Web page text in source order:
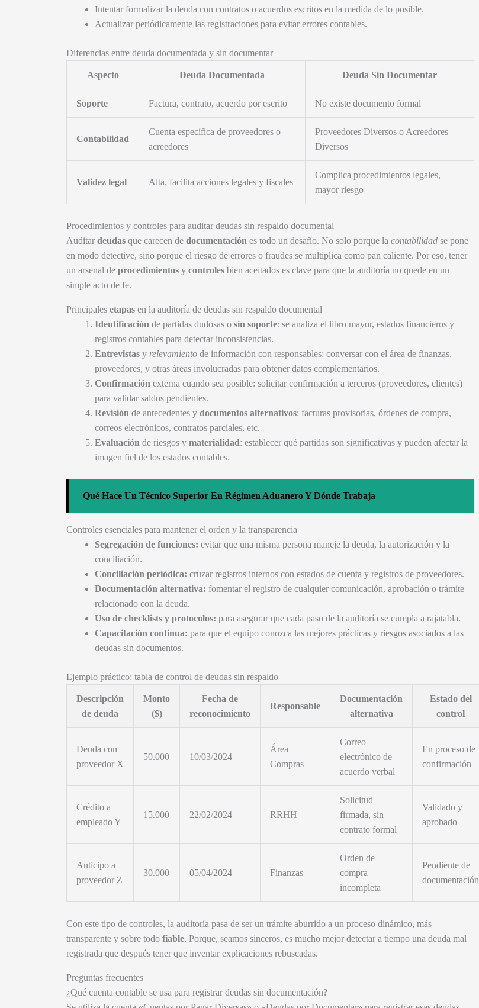
Intentar formalizar la deuda con contratos o acuerdos escritos en la medida de lo posible.
Actualizar periódicamente las registraciones para evitar errores contables.
Diferencias entre deuda documentada y sin documentar
Aspecto Deuda Documentada Deuda Sin Documentar
Soporte Factura, contrato, acuerdo por escrito No existe documento formal
Contabilidad
Cuenta específica de proveedores o
acreedores
Proveedores Diversos o Acreedores
Diversos
Validez legal Alta, facilita acciones legales y fiscales
Complica procedimientos legales,
mayor riesgo
Procedimientos y controles para auditar deudas sin respaldo documental
Auditar deudas que carecen de documentación es todo un desafío. No solo porque la contabilidad se pone
en modo detective, sino porque el riesgo de errores o fraudes se multiplica como pan caliente. Por eso, tener
un arsenal de procedimientos y controles bien aceitados es clave para que la auditoría no quede en un
simple acto de fe.
Principales etapas en la auditoría de deudas sin respaldo documental
Identificación de partidas dudosas o sin soporte: se analiza el libro mayor, estados financieros y
registros contables para detectar inconsistencias.
Entrevistas y relevamiento de información con responsables: conversar con el área de finanzas,
proveedores, y otras áreas involucradas para obtener datos complementarios.
Confirmación externa cuando sea posible: solicitar confirmación a terceros (proveedores, clientes)
para validar saldos pendientes.
Revisión de antecedentes y documentos alternativos: facturas provisorias, órdenes de compra,
correos electrónicos, contratos parciales, etc.
Evaluación de riesgos y materialidad: establecer qué partidas son significativas y pueden afectar la
imagen fiel de los estados contables.
Qué Hace Un Técnico Superior En Régimen Aduanero Y Dónde Trabaja
Controles esenciales para mantener el orden y la transparencia
Segregación de funciones: evitar que una misma persona maneje la deuda, la autorización y la
conciliación.
Conciliación periódica: cruzar registros internos con estados de cuenta y registros de proveedores.
Documentación alternativa: fomentar el registro de cualquier comunicación, aprobación o trámite
relacionado con la deuda.
Uso de checklists y protocolos: para asegurar que cada paso de la auditoría se cumpla a rajatabla.
Capacitación continua: para que el equipo conozca las mejores prácticas y riesgos asociados a las
deudas sin documentos.
Ejemplo práctico: tabla de control de deudas sin respaldo
Descripción
de deuda
Monto
($)
Fecha de
reconocimiento
Responsable
Documentación
alternativa
Estado del
control
Deuda con
proveedor X
50.000 10/03/2024
Área
Compras
Correo
electrónico de
acuerdo verbal
En proceso de
confirmación
Crédito a
empleado Y
15.000 22/02/2024 RRHH
Solicitud
firmada, sin
contrato formal
Validado y
aprobado
Anticipo a
proveedor Z
30.000 05/04/2024 Finanzas
Orden de
compra
incompleta
Pendiente de
documentación
Con este tipo de controles, la auditoría pasa de ser un trámite aburrido a un proceso dinámico, más
transparente y sobre todo fiable. Porque, seamos sinceros, es mucho mejor detectar a tiempo una deuda mal
registrada que después tener que inventar explicaciones rebuscadas.
Preguntas frecuentes
¿Qué cuenta contable se usa para registrar deudas sin documentación?